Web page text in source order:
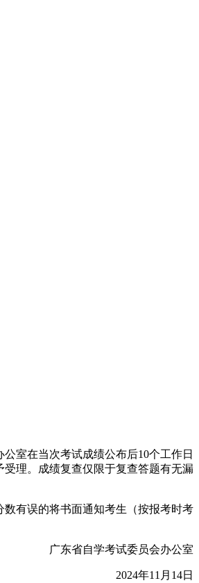
室在当次考试成绩公布后10个工作日
理。成绩复查仅限于复查答题有无漏
有误的将书面通知考生（按报考时考
广东省自学考试委员会办公室
2024年11月14日